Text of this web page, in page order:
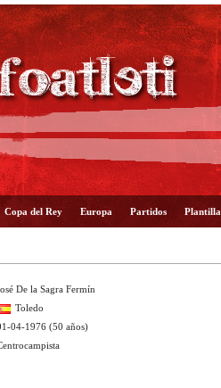
Copa del Rey Europa Partidos Plantilla
De la Sagra Fermín
Toledo
04-1976 (50 años)